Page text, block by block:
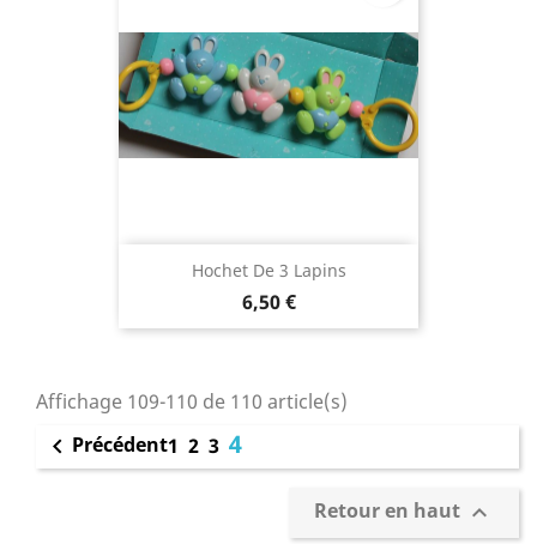
Hochet De 3 Lapins
6,50 €
Affichage 109-110 de 110 article(s)
 Précédent1 2 3 4
Retour en haut 